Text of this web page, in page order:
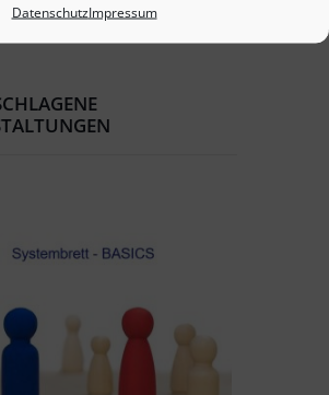
DatenschutzImpressum